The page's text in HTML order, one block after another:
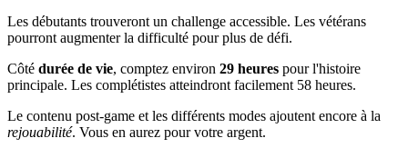
Les débutants trouveront un challenge accessible. Les vétérans
pourront augmenter la difficulté pour plus de défi.
Côté durée de vie, comptez environ 29 heures pour l'histoire
principale. Les complétistes atteindront facilement 58 heures.
Le contenu post-game et les différents modes ajoutent encore à la
rejouabilité. Vous en aurez pour votre argent.